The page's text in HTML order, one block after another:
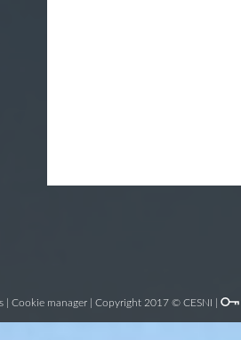
Cookie manager | Copyright 2017 © CESNI |